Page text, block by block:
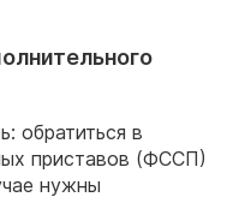
обратиться в
приставов (ФССП)
нужны